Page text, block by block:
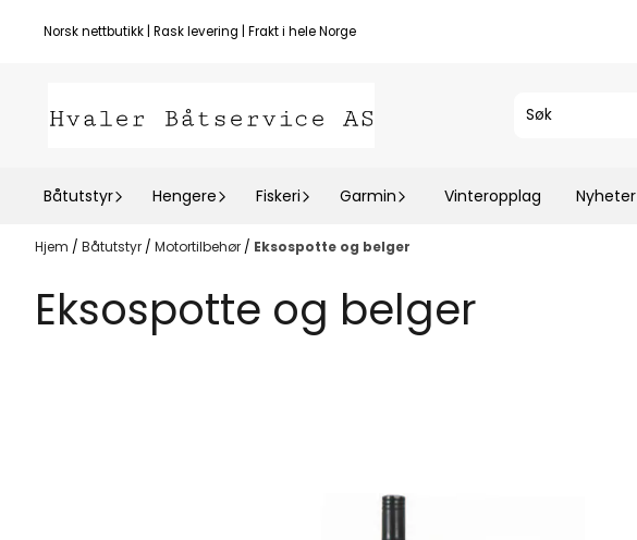
Hopp til innhold
Norsk nettbutikk | Rask levering | Frakt i hele Norge
Båtutstyr Hengere Fiskeri Garmin Vinteropplag Nyheter
Hjem / Båtutstyr / Motortilbehør / Eksospotte og belger
Eksospotte og belger